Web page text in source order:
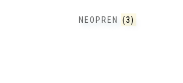
NEOPREN (3)